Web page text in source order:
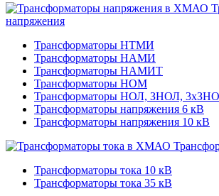
напряжения
Трансформаторы НТМИ
Трансформаторы НАМИ
Трансформаторы НАМИТ
Трансформаторы НОМ
Трансформаторы НОЛ, ЗНОЛ,
Трансформаторы напряжения 6 кВ
Трансформаторы напряжения 10 кВ
Трансформаторы тока 10 кВ
Трансформаторы тока 35 кВ